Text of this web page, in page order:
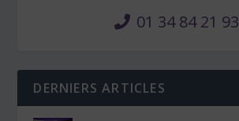
01 34 84 21 93
DERNIERS ARTICLES